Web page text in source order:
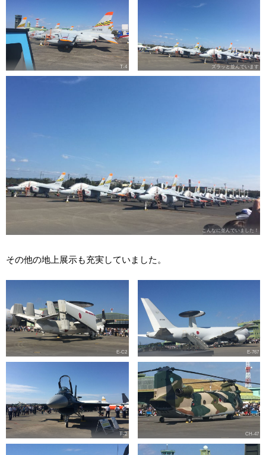
T-4 ズラッと並んでいます
こんなに並んでいました！
その他の地上展示も充実していました。
E-C2 E-767
F-2 CH-47